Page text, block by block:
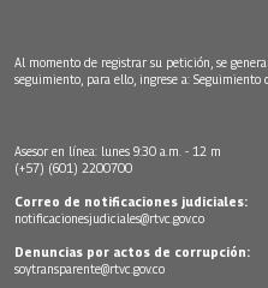
Al momento de registrar su petición, se
seguimiento, para ello, ingrese a: Seguimiento
Asesor en línea: lunes 9:30 a.m. - 12 m
(+57) (601) 2200700
Correo de notificaciones judiciales:
notificacionesjudiciales@rtvc.gov.co
Denuncias por actos de corrupción:
soytransparente@rtvc.gov.co